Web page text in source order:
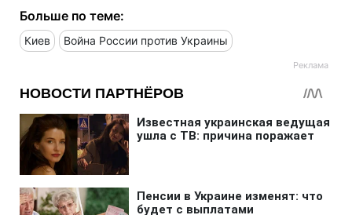
Больше по теме:
Киев Война России против Украины